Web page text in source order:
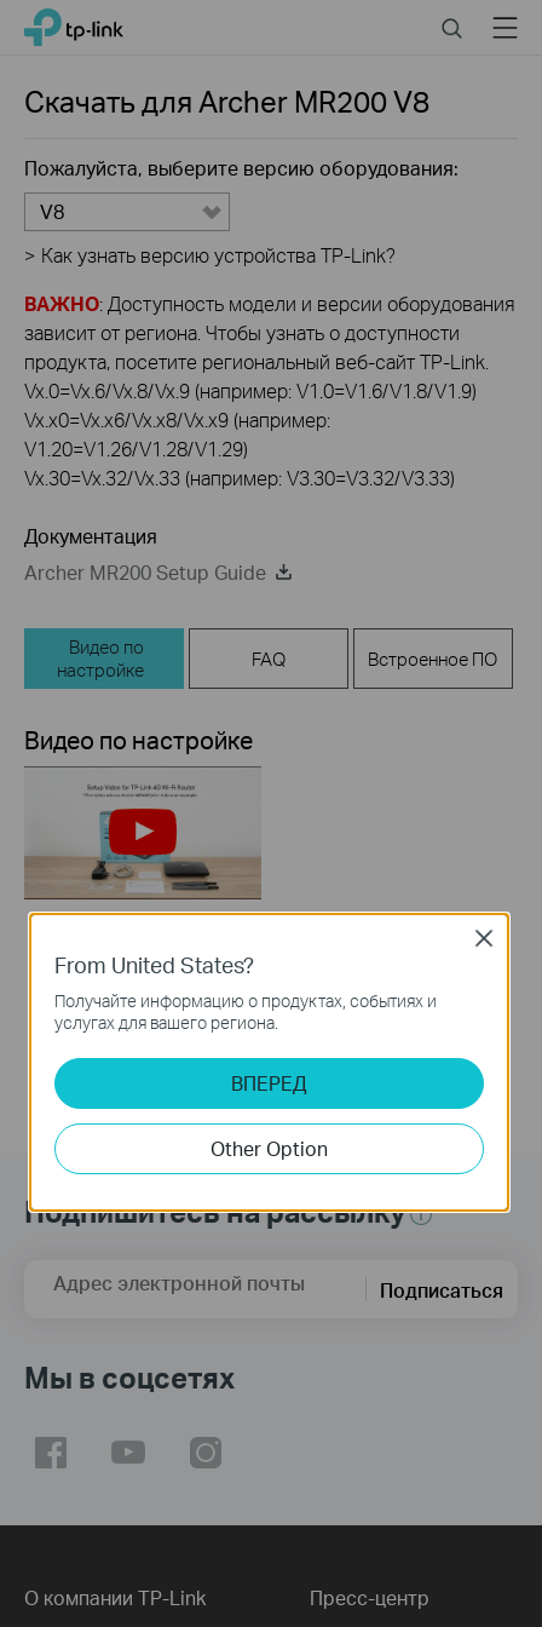
Click
navigation
TP-Link, Reliably Smart SearchMenu
Скачать дляArcher MR200V8
Пожалуйста, выберите версию оборудования:
V8
> Как узнать версию устройства TP-Link?
ВАЖНО: Доступность модели и версии оборудования
зависит от региона. Чтобы узнать о доступности
продукта, посетите региональный веб-сайт TP-Link.
Vx.0=Vx.6/Vx.8/Vx.9 (например: V1.0=V1.6/V1.8/V1.9)
Vx.x0=Vx.x6/Vx.x8/Vx.x9 (например:
V1.20=V1.26/V1.28/V1.29)
Vx.30=Vx.32/Vx.33 (например: V3.30=V3.32/V3.33)
Документация
Archer MR200 Setup Guide
Видео по
настройке
FAQ Встроенное ПО
Видео по настройке
How to Set up TP-
Link 4G WiFi Router
Подпишитесь на рассылку
Адрес электронной почты Подписаться
Мы в соцсетях
О компании TP-Link Пресс-центр
From United States?
Получайте информацию о продуктах, событиях и
услугах для вашего региона.
ВПЕРЕД
Other Option
Close